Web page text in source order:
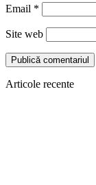
Email *
Site web
Articole recente